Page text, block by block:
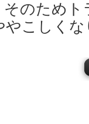
のためト
やこしくな